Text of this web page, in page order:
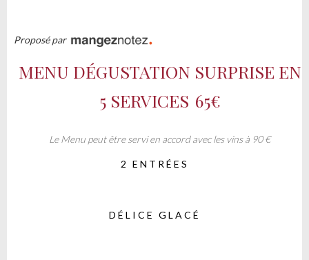
Proposé par
MENU DÉGUSTATION SURPRISE EN
5 SERVICES 65€
Le Menu peut être servi en accord avec les vins à 90 €
2 ENTRÉES
DÉLICE GLACÉ